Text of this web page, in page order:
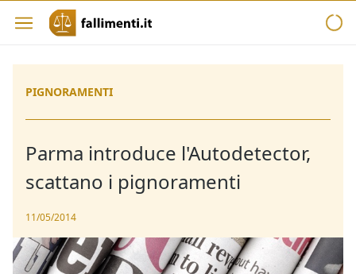
PIGNORAMENTI
Parma introduce l'Autodetector,
scattano i pignoramenti
11/05/2014